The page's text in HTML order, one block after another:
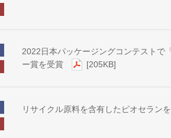
2022日本パッケージングコンテストで
ー賞を受賞
[205KB]
リサイクル原料を含有したピオセラン